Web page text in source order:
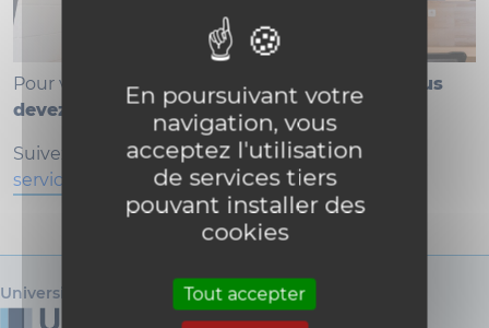
En poursuivant votre
navigation, vous
acceptez l'utilisation
de services tiers
pouvant installer des
cookies
Tout accepter
Pour vous inscrire dans notre Faculté THER,
vous
devez d'abord vous inscrire à l'Université
Suivez toutes les étapes reprises sur la page du
service des inscriptions de l'UCLouvain
Université catholique de Louvain